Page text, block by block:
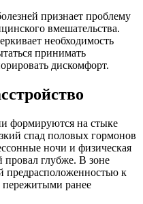
признает проблему
вмешательства.
необходимость
принимать
дискомфорт.
формируются на стыке
спад половых гормонов
ночи и физическая
провал глубже. В зоне
предрасположенностью к
пережитыми ранее